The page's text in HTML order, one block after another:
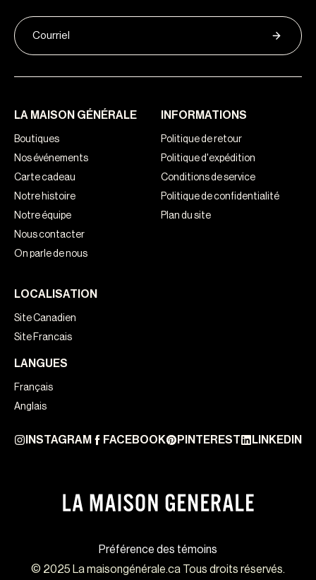
LA MAISON GÉNÉRALE
Boutiques
Nos événements
Carte cadeau
Notre histoire
Notre équipe
Nous contacter
On parle de nous
INFORMATIONS
Politique de retour
Politique d'expédition
Conditions de service
Politique de confidentialité
Plan du site
LOCALISATION
Site Canadien
Site Francais
LANGUES
Français
Anglais
INSTAGRAM FACEBOOK PINTEREST LINKEDIN
Préférence des témoins
© 2025 La maisongénérale.ca Tous droits réservés.